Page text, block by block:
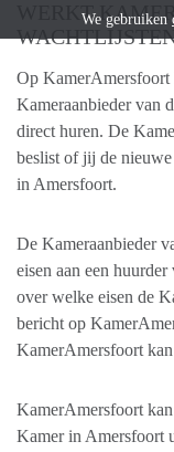
WERKT
Op KamerAmersfoort
Kameraanbieder van
direct huren. De
beslist of jij de
in Amersfoort.
De Kameraanbieder
eisen aan een
over welke eisen de
bericht op
KamerAmersfoort
KamerAmersfoort
Kamer in Amersfoort
We gebruiken